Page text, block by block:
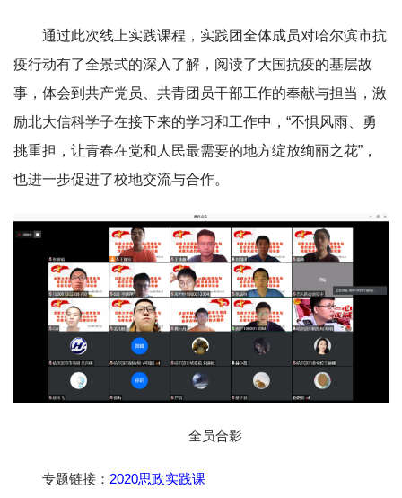
通过此次线上实践课程，实践团全体成员对哈尔滨市抗
疫行动有了全景式的深入了解，阅读了大国抗疫的基层故
事，体会到共产党员、共青团员干部工作的奉献与担当，激
励北大信科学子在接下来的学习和工作中，“不惧风雨、勇
挑重担，让青春在党和人民最需要的地方绽放绚丽之花”，
也进一步促进了校地交流与合作。
全员合影
专题链接： 2020思政实践课